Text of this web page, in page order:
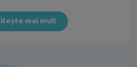
mai mult